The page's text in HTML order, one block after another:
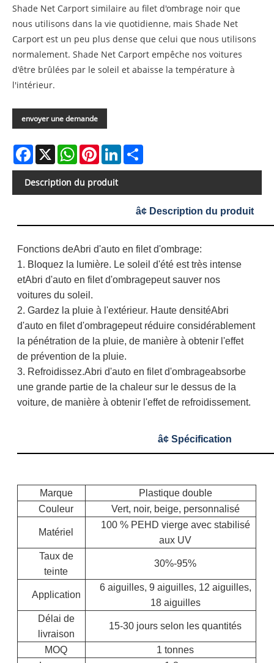
Shade Net Carport similaire au filet d'ombrage noir que
nous utilisons dans la vie quotidienne, mais Shade Net
Carport est un peu plus dense que celui que nous utilisons
normalement. Shade Net Carport empêche nos voitures
d'être brûlées par le soleil et abaisse la température à
l'intérieur.
envoyer une demande
Facebook
X WhatsAppPinterestLinkedIn
Description du produit
â¢ Description du produit
Fonctions deAbri d'auto en filet d'ombrage:
1. Bloquez la lumière. Le soleil d'été est très intense
etAbri d'auto en filet d'ombragepeut sauver nos
voitures du soleil.
2. Gardez la pluie à l'extérieur. Haute densitéAbri
d'auto en filet d'ombragepeut réduire considérablement
la pénétration de la pluie, de manière à obtenir l'effet
de prévention de la pluie.
3. Refroidissez.Abri d'auto en filet d'ombrageabsorbe
une grande partie de la chaleur sur le dessus de la
voiture, de manière à obtenir l'effet de refroidissement.
â¢ Spécification
Marque
Plastique double
Couleur
Vert, noir, beige, personnalisé
Matériel
100 % PEHD vierge avec stabilisé
aux UV
Taux de
teinte
30%-95%
Application
6 aiguilles, 9 aiguilles, 12 aiguilles,
18 aiguilles
Délai de
livraison
15-30 jours selon les quantités
MOQ
1 tonnes